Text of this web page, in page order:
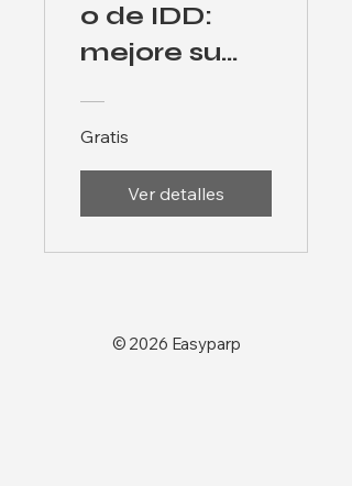
o de IDD:
mejore su
PARP
Gratis
Ver detalles
© 2026 Easyparp